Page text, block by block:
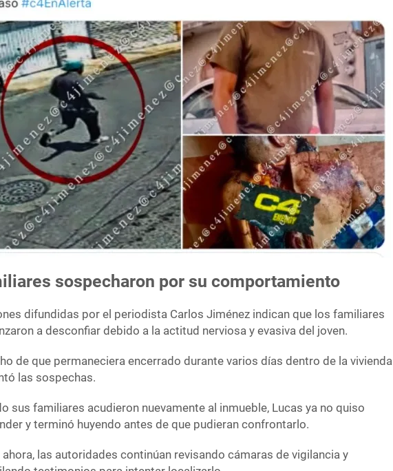
sospecharon por su comportamiento
difundidas por el periodista Carlos Jiménez indican que los familiares
a desconfiar debido a la actitud nerviosa y evasiva del joven.
de que permaneciera encerrado durante varios días dentro de la vivienda
las sospechas.
sus familiares acudieron nuevamente al inmueble, Lucas ya no quiso
y terminó huyendo antes de que pudieran confrontarlo.
ahora, las autoridades continúan revisando cámaras de vigilancia y